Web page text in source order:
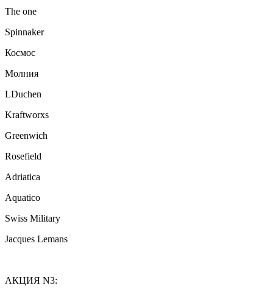
The one
Spinnaker
Космос
Молния
LDuchen
Kraftworxs
Greenwich
Rosefield
Adriatica
Aquatico
Swiss Military
Jacques Lemans
АКЦИЯ N3: